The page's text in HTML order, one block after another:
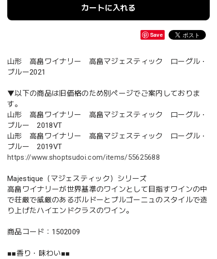
カートに入れる
Save
山形 高畠ワイナリー 高畠マジェスティック ローグル・
ブルー2021
▼以下の商品は旧価格のため別ページでご案内しておりま
す。
山形 高畠ワイナリー 高畠マジェスティック ローグル・
ブルー 2018VT
山形 高畠ワイナリー 高畠マジェスティック ローグル・
ブルー 2019VT
https://www.shoptsudoi.com/items/55625688
Majestique（マジェスティック）シリーズ
高畠ワイナリーが世界基準のワインとして目指すワインの中
で荘厳で威厳のあるボルドーとブルゴーニュのスタイルで造
り上げたハイエンドクラスのワイン。
商品コード：1502009
■■香り・味わい■■